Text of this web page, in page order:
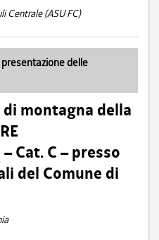
Centrale (ASU FC)
delle
montagna della
Cat. C – presso
del Comune di